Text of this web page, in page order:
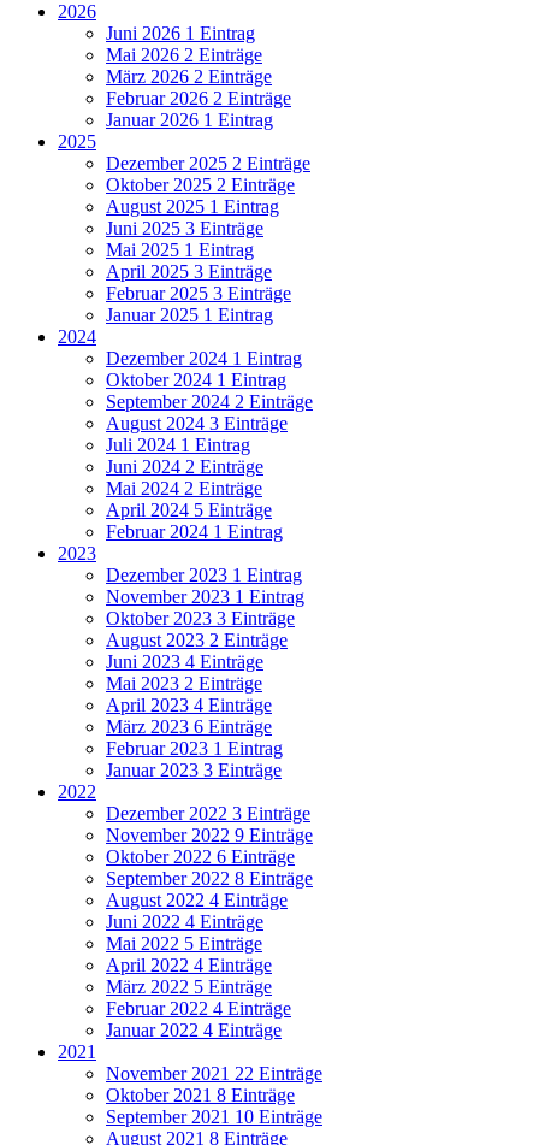
2026
Juni 2026 1 Eintrag
Mai 2026 2 Einträge
März 2026 2 Einträge
Februar 2026 2 Einträge
Januar 2026 1 Eintrag
2025
Dezember 2025 2 Einträge
Oktober 2025 2 Einträge
August 2025 1 Eintrag
Juni 2025 3 Einträge
Mai 2025 1 Eintrag
April 2025 3 Einträge
Februar 2025 3 Einträge
Januar 2025 1 Eintrag
2024
Dezember 2024 1 Eintrag
Oktober 2024 1 Eintrag
September 2024 2 Einträge
August 2024 3 Einträge
Juli 2024 1 Eintrag
Juni 2024 2 Einträge
Mai 2024 2 Einträge
April 2024 5 Einträge
Februar 2024 1 Eintrag
2023
Dezember 2023 1 Eintrag
November 2023 1 Eintrag
Oktober 2023 3 Einträge
August 2023 2 Einträge
Juni 2023 4 Einträge
Mai 2023 2 Einträge
April 2023 4 Einträge
März 2023 6 Einträge
Februar 2023 1 Eintrag
Januar 2023 3 Einträge
2022
Dezember 2022 3 Einträge
November 2022 9 Einträge
Oktober 2022 6 Einträge
September 2022 8 Einträge
August 2022 4 Einträge
Juni 2022 4 Einträge
Mai 2022 5 Einträge
April 2022 4 Einträge
März 2022 5 Einträge
Februar 2022 4 Einträge
Januar 2022 4 Einträge
2021
November 2021 22 Einträge
Oktober 2021 8 Einträge
September 2021 10 Einträge
August 2021 8 Einträge